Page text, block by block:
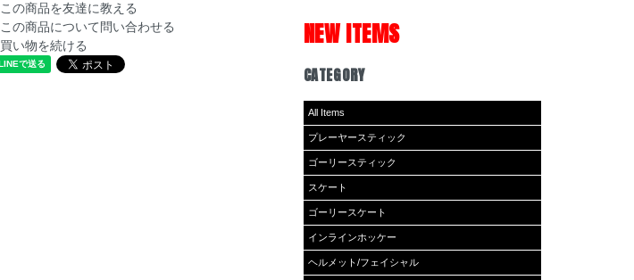
この商品を友達に教える
この商品について問い合わせる
買い物を続ける
NEW ITEMS
CATEGORY
All Items
プレーヤースティック
ゴーリースティック
スケート
ゴーリースケート
インラインホッケー
ヘルメット/フェイシャル